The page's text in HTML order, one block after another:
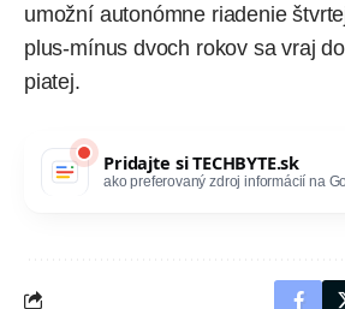
umožní autonómne riadenie
plus-mínus dvoch rokov sa vraj
piatej.
Pridajte siTECHBYTE.sk
ako preferovaný zdroj informácií na